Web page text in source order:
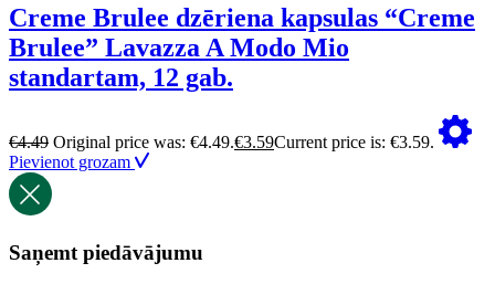
Creme Brulee dzēriena kapsulas “Creme
Brulee” Lavazza A Modo Mio
standartam, 12 gab.
€4.49 Original price was: €4.49.€3.59Current price is: €3.59.
Pievienot grozam
Saņemt piedāvājumu